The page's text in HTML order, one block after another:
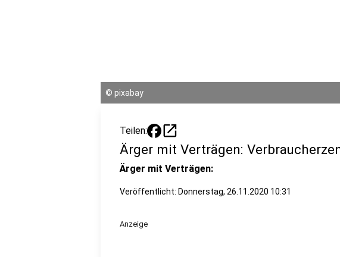
© pixabay
Teilen: open_in_new
Ärger mit Verträgen:
Ärger mit Verträgen:
Veröffentlicht: Donnerstag, 26.11.2020 10:31
Anzeige